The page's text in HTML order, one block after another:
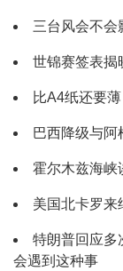
三台风会不会
世锦赛签表揭
比A4纸还要
巴西降级与阿
霍尔木兹海峡
美国北卡罗来
特朗普回应多
会遇到这种事